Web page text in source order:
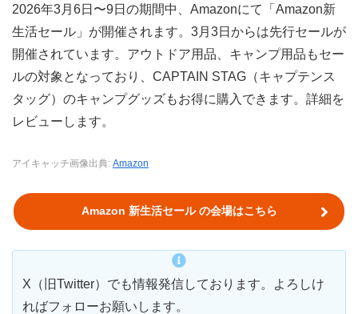
2026年3月6日〜9日の期間中、Amazonにて「Amazon新
生活セール」が開催されます。3月3日からは先行セールが
開催されています。アウトドア用品、キャンプ用品もセー
ルの対象となっており、CAPTAIN STAG（キャプテンス
タッグ）のキャンプグッズもお得に購入できます。詳細を
レビューします。
アイキャッチ画像出典: Amazon
Amazon 新生活セール の会場はこちら
X（旧Twitter）でも情報発信しております。よろしけ
ればフォローお願いします。